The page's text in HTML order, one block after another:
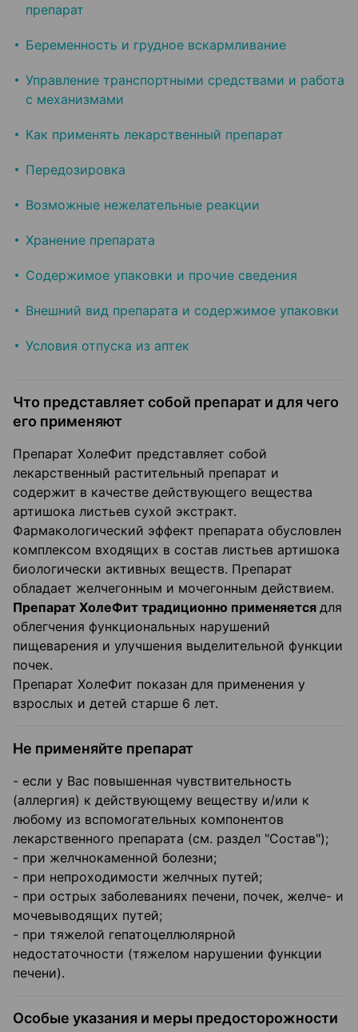
препарат
Беременность и грудное вскармливание
Управление транспортными средствами и работа
с механизмами
Как применять лекарственный препарат
Передозировка
Возможные нежелательные реакции
Хранение препарата
Содержимое упаковки и прочие сведения
Внешний вид препарата и содержимое упаковки
Условия отпуска из аптек
Что представляет собой препарат и для чего
его применяют
Препарат ХолеФит представляет собой
лекарственный растительный препарат и
содержит в качестве действующего вещества
артишока листьев сухой экстракт.
Фармакологический эффект препарата обусловлен
комплексом входящих в состав листьев артишока
биологически активных веществ. Препарат
обладает желчегонным и мочегонным действием.
Препарат ХолеФит традиционно применяется для
облегчения функциональных нарушений
пищеварения и улучшения выделительной функции
почек.
Препарат ХолеФит показан для применения у
взрослых и детей старше 6 лет.
Не применяйте препарат
- если у Вас повышенная чувствительность
(аллергия) к действующему веществу и/или к
любому из вспомогательных компонентов
лекарственного препарата (см. раздел "Состав");
- при желчнокаменной болезни;
- при непроходимости желчных путей;
- при острых заболеваниях печени, почек, желче- и
мочевыводящих путей;
- при тяжелой гепатоцеллюлярной
недостаточности (тяжелом нарушении функции
печени).
Особые указания и меры предосторожности